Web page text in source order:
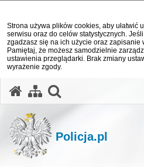
Strona używa plików cookies, aby ułatwić
serwisu oraz do celów statystycznych.
zgadzasz się na ich użycie oraz zapisanie
Pamiętaj, że możesz samodzielnie
ustawienia przeglądarki. Brak zmiany
wyrażenie zgody.
Policja.pl